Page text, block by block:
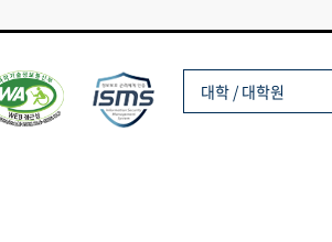
대학 / 대학원